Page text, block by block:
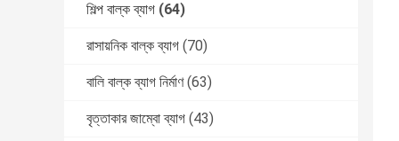
শিল্প বাল্ক ব্যাগ (64)
রাসায়নিক বাল্ক ব্যাগ (70)
বালি বাল্ক ব্যাগ নির্মাণ (63)
বৃত্তাকার জাম্বো ব্যাগ (43)